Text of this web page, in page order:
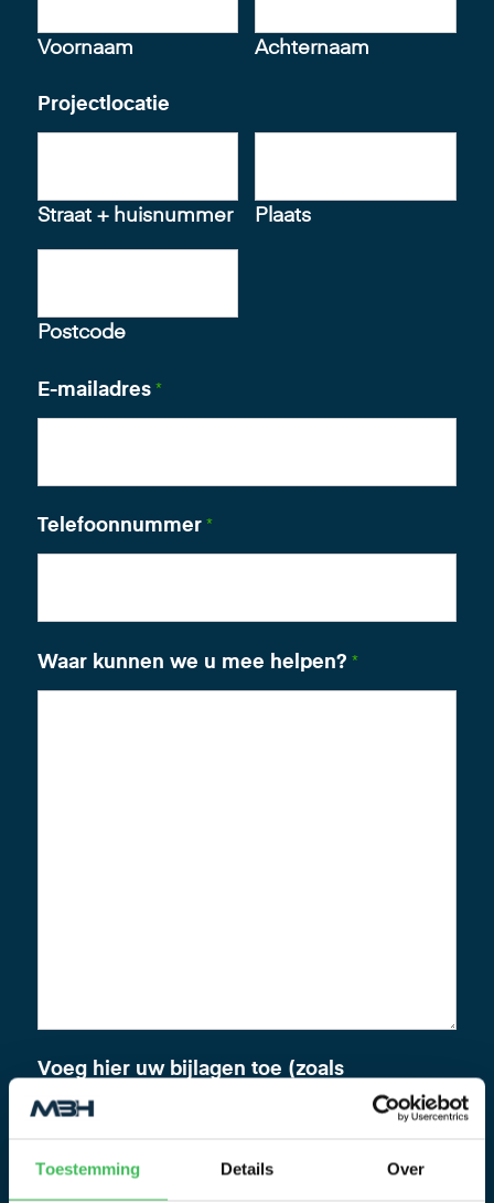
Toestemming Details Over
Voornaam Achternaam
Projectlocatie
Straat + huisnummer Plaats
Postcode
E-mailadres *
Telefoonnummer *
Waar kunnen we u mee helpen? *
Voeg hier uw bijlagen toe (zoals
bouwtekeningen)
Sleep bestanden